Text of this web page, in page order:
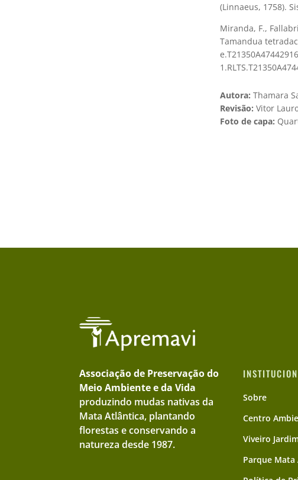
(Linnaeus, 1758).
Miranda, F.,
Tamandua
Autora: Thamara
Revisão: Vitor
Foto de capa:
Associação de Preservação do
Meio Ambiente e da Vida
produzindo mudas nativas da
Mata Atlântica, plantando
florestas e conservando a
natureza desde 1987.
Sobre
Centro
Viveiro
Parque